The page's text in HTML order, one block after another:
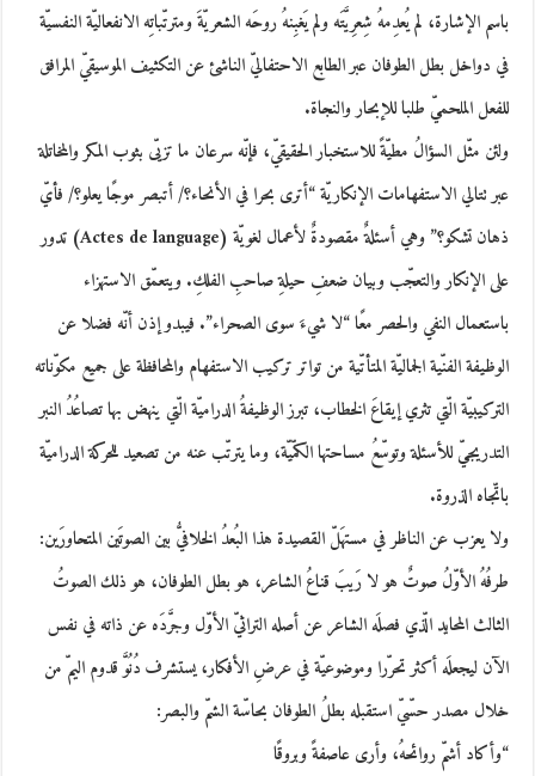
باسم الإشارة، لم يُعدِمهُ شِعرِيَّتَه ولم يَغبِنهُ روحَه الشعريّةَ ومترتّباتِه الانفعاليّة النفسيّة
في دواخل بطل الطوفان عبر الطابع الاحتفاليّ الناشئ عن التكثيف الموسيقيّ المرافق
للفعل الملحميّ طلبا للإبحار والنجاة.
ولئن مثّل السؤالُ مطيّةً للاستخبار الحقيقيّ، فإنّه سرعان ما تزيّى بثوب المكر والمخاتلة
عبر تتالي الاستفهامات الإنكاريّة “أترى بحرا في الأنحاء؟/ أتبصر موجًا يعلو؟/ فأيّ
ذهان تشكو؟” وهي أسئلةٌ مقصودةٌ لأعمال لغويّة (Actes de language) تدور
على الإنكار والتعجّب وبيان ضعفِ حيلةِ صاحبِ الفلكِ. ويتعمّق الاستهزاء
باستعمال النفي والحصر معًا “لا شيءَ سوى الصحراء”. فيبدو إذن أنّه فضلا عن
الوظيفة الفنّية الجماليّة المتأتّية من تواتر تركيب الاستفهام والمحافظة على جميع مكوّناته
التركيبيّة الّتي تثري إيقاعَ الخطاب، تبرز الوظيفةُ الدراميّة الّتي ينهض بها تصاعُدُ النبر
التدريجيّ للأسئلة وتوسّعُ مساحتها الكمّيّة، وما يترتّب عنه من تصعيد للحركة الدراميّة
باتّجاه الذروة.
ولا يعزب عن الناظر في مستهَلّ القصيدة هذا البُعدُ الخلافيُّ بين الصوتَين المتحاورَين:
طرفُهُ الأوّلُ صوتٌ هو لا رَيبَ قناعُ الشاعر، هو بطل الطوفان، هو ذلك الصوتُ
الثالث المحايد الّذي فصلَه الشاعر عن أصله التراثيّ الأوّل وجرَّدَه عن ذاته في نفس
الآن ليجعلَه أكثر تحرّرا وموضوعيّة في عرضِ الأفكار، يستشرف دُنُوَّ قدوم اليمّ من
خلال مصدر حسّيّ استقبله بطلُ الطوفان بحاسّة الشمّ والبصر:
“وأكاد أشمّ روائحهُ، وأرى عاصفةً وبروقًا